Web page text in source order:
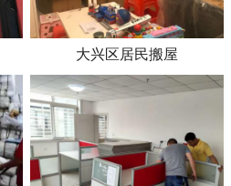
大兴区居民搬屋